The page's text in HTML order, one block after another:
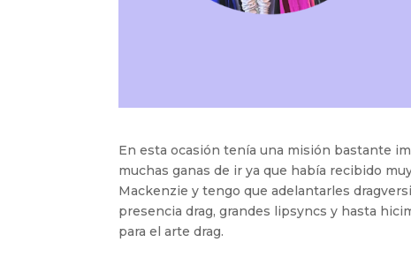
En esta ocasión tenía una misión bastante
muchas ganas de ir ya que había recibido
Mackenzie y tengo que adelantarles
presencia drag, grandes lipsyncs y hasta
para el arte drag.